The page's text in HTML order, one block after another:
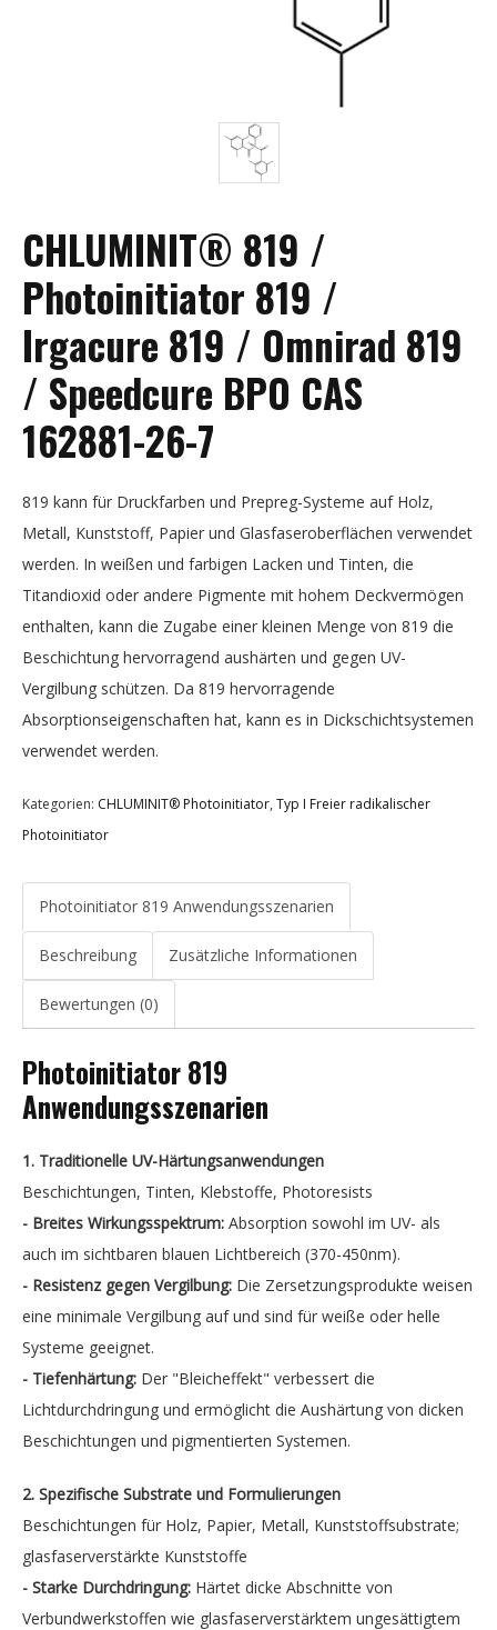
CHLUMINIT® 819 /
Photoinitiator 819 /
Irgacure 819 / Omnirad 819
/ Speedcure BPO CAS
162881-26-7
819 kann für Druckfarben und Prepreg-Systeme auf Holz,
Metall, Kunststoff, Papier und Glasfaseroberflächen verwendet
werden. In weißen und farbigen Lacken und Tinten, die
Titandioxid oder andere Pigmente mit hohem Deckvermögen
enthalten, kann die Zugabe einer kleinen Menge von 819 die
Beschichtung hervorragend aushärten und gegen UV-
Vergilbung schützen. Da 819 hervorragende
Absorptionseigenschaften hat, kann es in Dickschichtsystemen
verwendet werden.
Kategorien: CHLUMINIT® Photoinitiator, Typ I Freier radikalischer
Photoinitiator
Photoinitiator 819 Anwendungsszenarien
Beschreibung Zusätzliche Informationen
Bewertungen (0)
Photoinitiator 819
Anwendungsszenarien
1. Traditionelle UV-Härtungsanwendungen
Beschichtungen, Tinten, Klebstoffe, Photoresists
- Breites Wirkungsspektrum: Absorption sowohl im UV- als
auch im sichtbaren blauen Lichtbereich (370-450nm).
- Resistenz gegen Vergilbung: Die Zersetzungsprodukte weisen
eine minimale Vergilbung auf und sind für weiße oder helle
Systeme geeignet.
- Tiefenhärtung: Der "Bleicheffekt" verbessert die
Lichtdurchdringung und ermöglicht die Aushärtung von dicken
Beschichtungen und pigmentierten Systemen.
2. Spezifische Substrate und Formulierungen
Beschichtungen für Holz, Papier, Metall, Kunststoffsubstrate;
glasfaserverstärkte Kunststoffe
- Starke Durchdringung: Härtet dicke Abschnitte von
Verbundwerkstoffen wie glasfaserverstärktem ungesättigtem